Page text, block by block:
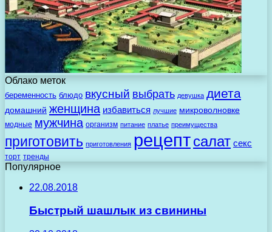
Облако меток
беременность блюдо вкусный выбрать девушка диета
домашний женщина избавиться лучшие микроволновке
модные мужчина организм питание платье преимущества
приготовить приготовления рецептсалат секс
торт тренды
Популярное
22.08.2018
Быстрый шашлык из свинины